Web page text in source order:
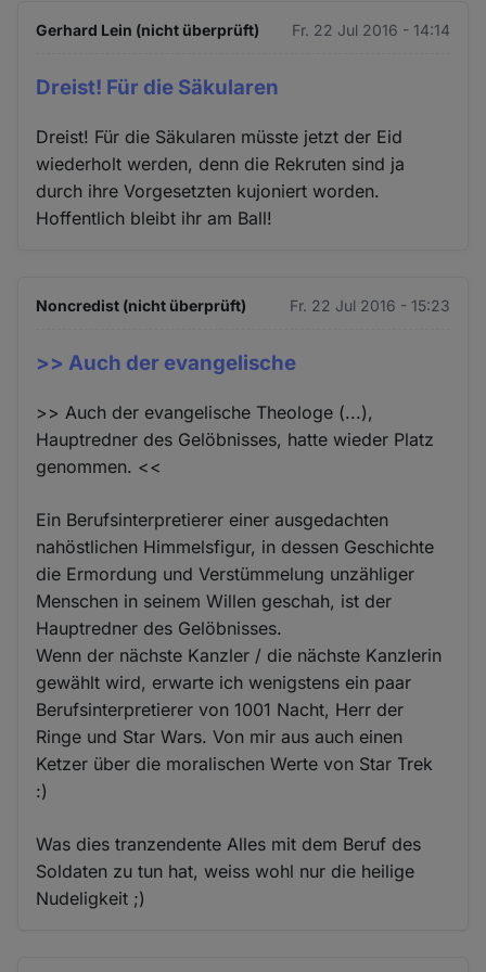
Gerhard Lein (nicht überprüft) Fr. 22 Jul 2016 - 14:14
Dreist! Für die Säkularen
Dreist! Für die Säkularen müsste jetzt der Eid
wiederholt werden, denn die Rekruten sind ja
durch ihre Vorgesetzten kujoniert worden.
Hoffentlich bleibt ihr am Ball!
Noncredist (nicht überprüft) Fr. 22 Jul 2016 - 15:23
>> Auch der evangelische
>> Auch der evangelische Theologe (...),
Hauptredner des Gelöbnisses, hatte wieder Platz
genommen. <<
Ein Berufsinterpretierer einer ausgedachten
nahöstlichen Himmelsfigur, in dessen Geschichte
die Ermordung und Verstümmelung unzähliger
Menschen in seinem Willen geschah, ist der
Hauptredner des Gelöbnisses.
Wenn der nächste Kanzler / die nächste Kanzlerin
gewählt wird, erwarte ich wenigstens ein paar
Berufsinterpretierer von 1001 Nacht, Herr der
Ringe und Star Wars. Von mir aus auch einen
Ketzer über die moralischen Werte von Star Trek
:)
Was dies tranzendente Alles mit dem Beruf des
Soldaten zu tun hat, weiss wohl nur die heilige
Nudeligkeit ;)